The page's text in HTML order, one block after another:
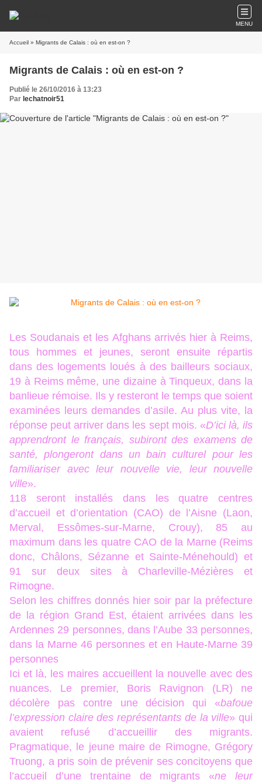
MENU
Accueil » Migrants de Calais : où en est-on ?
Migrants de Calais : où en est-on ?
Publié le 26/10/2016 à 13:23
Par lechatnoir51
Les Soudanais et les Afghans arrivés hier à Reims,
tous hommes et jeunes, seront ensuite répartis
dans des logements loués à des bailleurs sociaux,
19 à Reims même, une dizaine à Tinqueux, dans la
banlieue rémoise. Ils y resteront le temps que soient
examinées leurs demandes d’asile. Au plus vite, la
réponse peut arriver dans les sept mois. «D’ici là, ils
apprendront le français, subiront des examens de
santé, plongeront dans un bain culturel pour les
familiariser avec leur nouvelle vie, leur nouvelle
ville».
118 seront installés dans les quatre centres
d’accueil et d’orientation (CAO) de l’Aisne (Laon,
Merval, Essômes-sur-Marne, Crouy), 85 au
maximum dans les quatre CAO de la Marne (Reims
donc, Châlons, Sézanne et Sainte-Ménehould) et
91 sur deux sites à Charleville-Mézières et
Rimogne.
Selon les chiffres donnés hier soir par la préfecture
de la région Grand Est, étaient arrivées dans les
Ardennes 29 personnes, dans l’Aube 33 personnes,
dans la Marne 46 personnes et en Haute-Marne 39
personnes
Ici et là, les maires accueillent la nouvelle avec des
nuances. Le premier, Boris Ravignon (LR) ne
décolère pas contre une décision qui «bafoue
l’expression claire des représentants de la ville» qui
avaient refusé d’accueillir des migrants.
Pragmatique, le jeune maire de Rimogne, Grégory
Truong, a pris soin de prévenir ses concitoyens que
l’accueil d’une trentaine de migrants «ne leur